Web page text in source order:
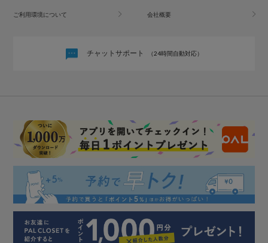
ご利用環境について 会社概要
チャットサポート （24時間自動対応）